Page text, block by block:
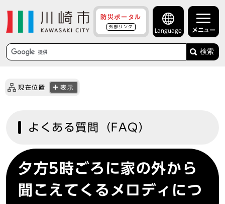
防災ポータル
外部リンク
Language メニュー
検索
現在位置 表示
よくある質問（FAQ）
夕方5時ごろに家の外から
聞こえてくるメロディにつ